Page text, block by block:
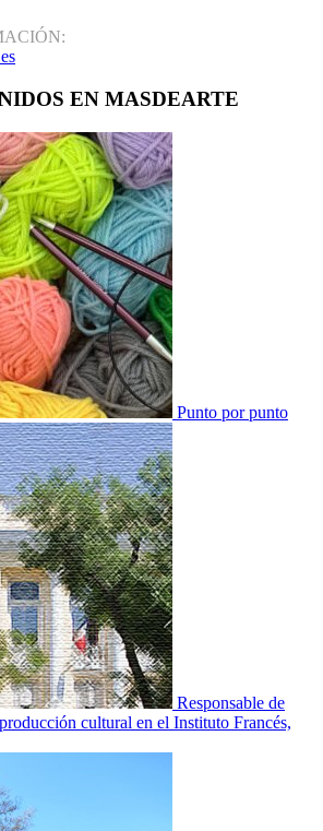
EN MASDEARTE
Punto por punto
Responsable de
cultural en el Instituto Francés,